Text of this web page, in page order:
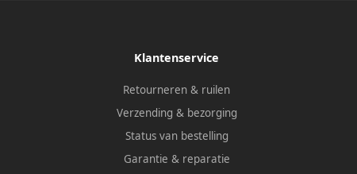
Klantenservice
Retourneren & ruilen
Verzending & bezorging
Status van bestelling
Garantie & reparatie